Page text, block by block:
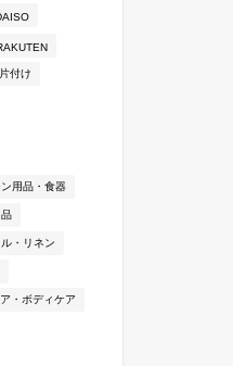
付け
用品・食器
・リネン
・ボディケア